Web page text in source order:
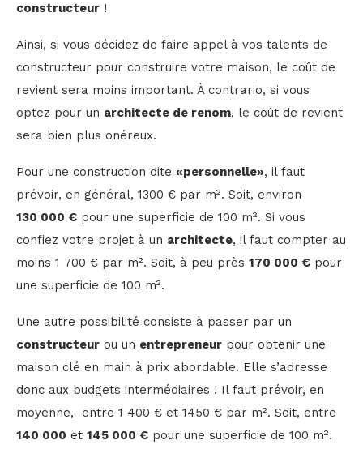
constructeur !
Ainsi, si vous décidez de faire appel à vos talents de
constructeur pour construire votre maison, le coût de
revient sera moins important. À contrario, si vous
optez pour un architecte de renom, le coût de revient
sera bien plus onéreux.
Pour une construction dite «personnelle», il faut
prévoir, en général, 1300 € par m². Soit, environ
130 000 € pour une superficie de 100 m². Si vous
confiez votre projet à un architecte, il faut compter au
moins 1 700 € par m². Soit, à peu près 170 000 € pour
une superficie de 100 m².
Une autre possibilité consiste à passer par un
constructeur ou un entrepreneur pour obtenir une
maison clé en main à prix abordable. Elle s’adresse
donc aux budgets intermédiaires ! Il faut prévoir, en
moyenne, entre 1 400 € et 1450 € par m². Soit, entre
140 000 et 145 000 € pour une superficie de 100 m².